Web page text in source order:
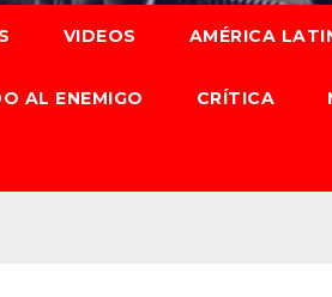
VIDEOS AMÉRICA
AL ENEMIGO CRÍTICA